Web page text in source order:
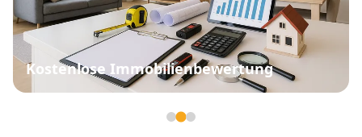
Kostenlose Immobilienbewertung